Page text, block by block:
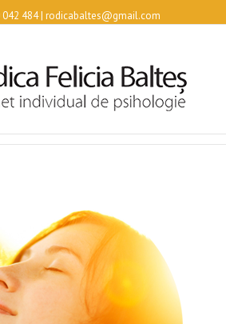
484 | rodicabaltes@gmail.com